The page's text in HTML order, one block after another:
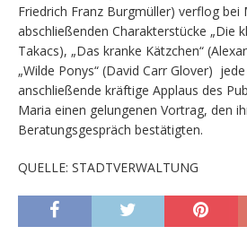
Friedrich Franz Burgmüller) verflog bei
abschließenden Charakterstücke „Die
Takacs), „Das kranke Kätzchen“
„Wilde Ponys“ (David Carr Glover)
anschließende kräftige Applaus des
Maria einen gelungenen Vortrag, den
Beratungsgespräch bestätigten.
QUELLE: STADTVERWALTUNG